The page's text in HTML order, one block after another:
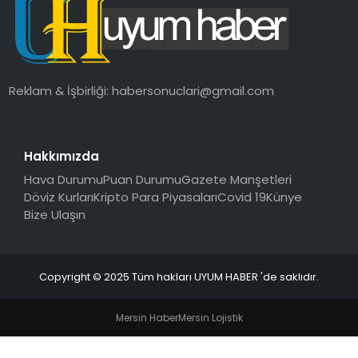
SAĞLIK
MAGAZIN
Reklam & İşbirliği:habersonuclari@gmail.com
Hakkımızda
Hava DurumuPuan DurumuGazete Manşetleri
Döviz KurlarıKripto Para PiyasalarıCovid 19Künye
Bize Ulaşın
Copyright © 2025 Tüm hakları UYUM HABER 'de saklıdır.
Mersin HaberMersin Lojistik